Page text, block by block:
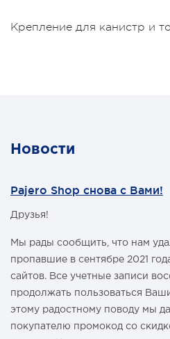
5000руб.
Крепление для канистр и
Новости
Pajero Shop снова с Вами!
Друзья!
Мы рады сообщить, что нам
пропавшие в сентябре 2021
сайтов. Все учетные записи
продолжать пользоваться
этому радостному поводу мы
покупателю промокод со